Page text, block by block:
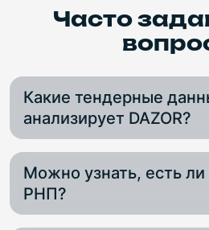
Часто
Какие тендерные
анализирует DAZOR?
коммерческих систем,
и исполнение контрактов.
Можно узнать, есть ли
РНП?